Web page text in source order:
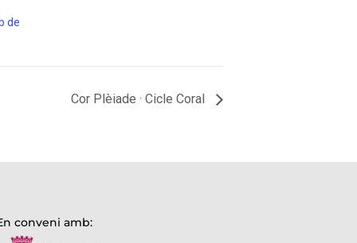
de
Cor Plèiade · Cicle Coral
conveni amb: